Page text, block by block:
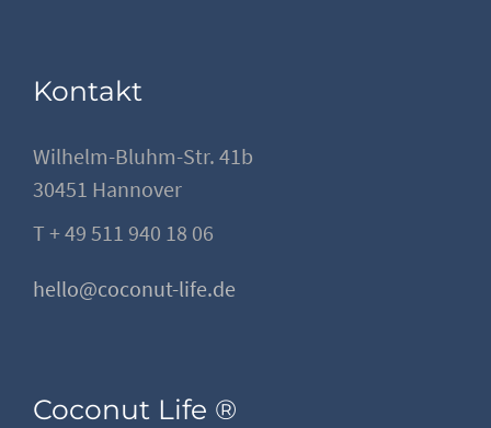
Kontakt
Wilhelm-Bluhm-Str. 41b
30451 Hannover
T + 49 511 940 18 06
hello@coconut-life.de
Coconut Life ®